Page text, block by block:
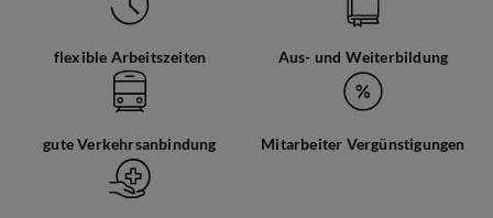
flexible Arbeitszeiten Aus- und Weiterbildung
gute Verkehrsanbindung Mitarbeiter Vergünstigungen